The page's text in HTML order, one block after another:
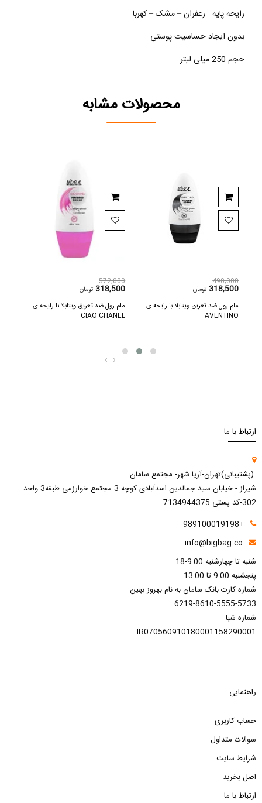
رایحه پایه : زعفران – مشک – کهربا
بدون ایجاد حساسیت پوستی
حجم 250 میلی لیتر
محصولات مشابه
572,000
318,500 تومان
مام رول ضد تعریق ویتابلا با رایحه ی
CIAO CHANEL
490,000
318,500 تومان
مام رول ضد تعریق ویتابلا با رایحه ی
AVENTINO
‹ ›
ارتباط با ما
(پشتیبانی)تهران-آریا شهر- مجتمع سامان
شیراز - خیابان سید جمالدین اسدآبادی کوچه 3 مجتمع خوارزمی طبقه3 واحد
302-کد پستی 7134944375
+989100019198
info@bigbag.co
شنبه تا چهارشنبه 9:00-18
پنجشنبه 9:00 تا 13:00
شماره کارت بانک سامان به نام بهروز بهین
6219-8610-5555-5733
شماره شبا
IR070560910180001158290001
راهنمایی
حساب کاربری
سوالات متداول
شرایط سایت
اصل بخرید
ارتباط با ما